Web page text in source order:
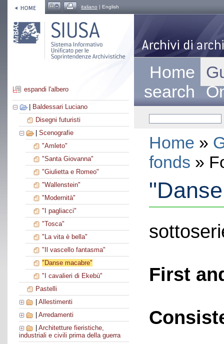
italiano | English
espandi l'albero
Baldessari Luciano
Disegni futuristi
Scenografie
"Amleto"
"Santa Giovanna"
"Giulietta e Romeo"
"Wallenstein"
"Modernità"
"I pagliacci"
"Tosca"
"La vita è bella"
"Il vascello fantasma"
"Danse macabre"
"I cavalieri di Ekebù"
Pastelli
Allestimenti
Arredamenti
Architetture fieristiche,
industriali e civili prima della guerra
Home
search
Home »
fonds »
First